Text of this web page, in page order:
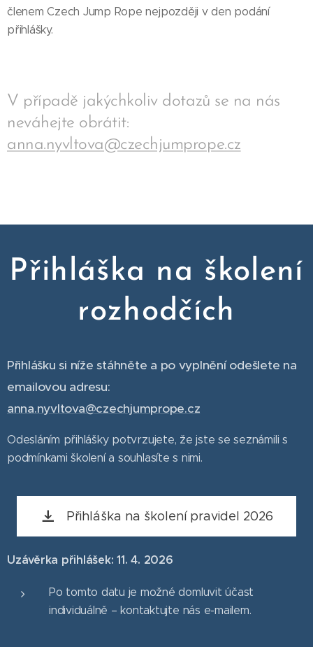
členem Czech Jump Rope nejpozději v den podání
přihlášky.
V případě jakýchkoliv dotazů se na nás
neváhejte obrátit:
anna.nyvltova@czechjumprope.cz
Přihláška na školení
rozhodčích
Přihlášku si níže stáhněte a po vyplnění odešlete na
emailovou adresu:
anna.nyvltova@czechjumprope.cz
Odesláním přihlášky potvrzujete, že jste se seznámili s
podmínkami školení a souhlasíte s nimi.
Přihláška na školení pravidel 2026
Uzávěrka přihlášek: 11. 4. 2026
Po tomto datu je možné domluvit účast
individuálně – kontaktujte nás e-mailem.